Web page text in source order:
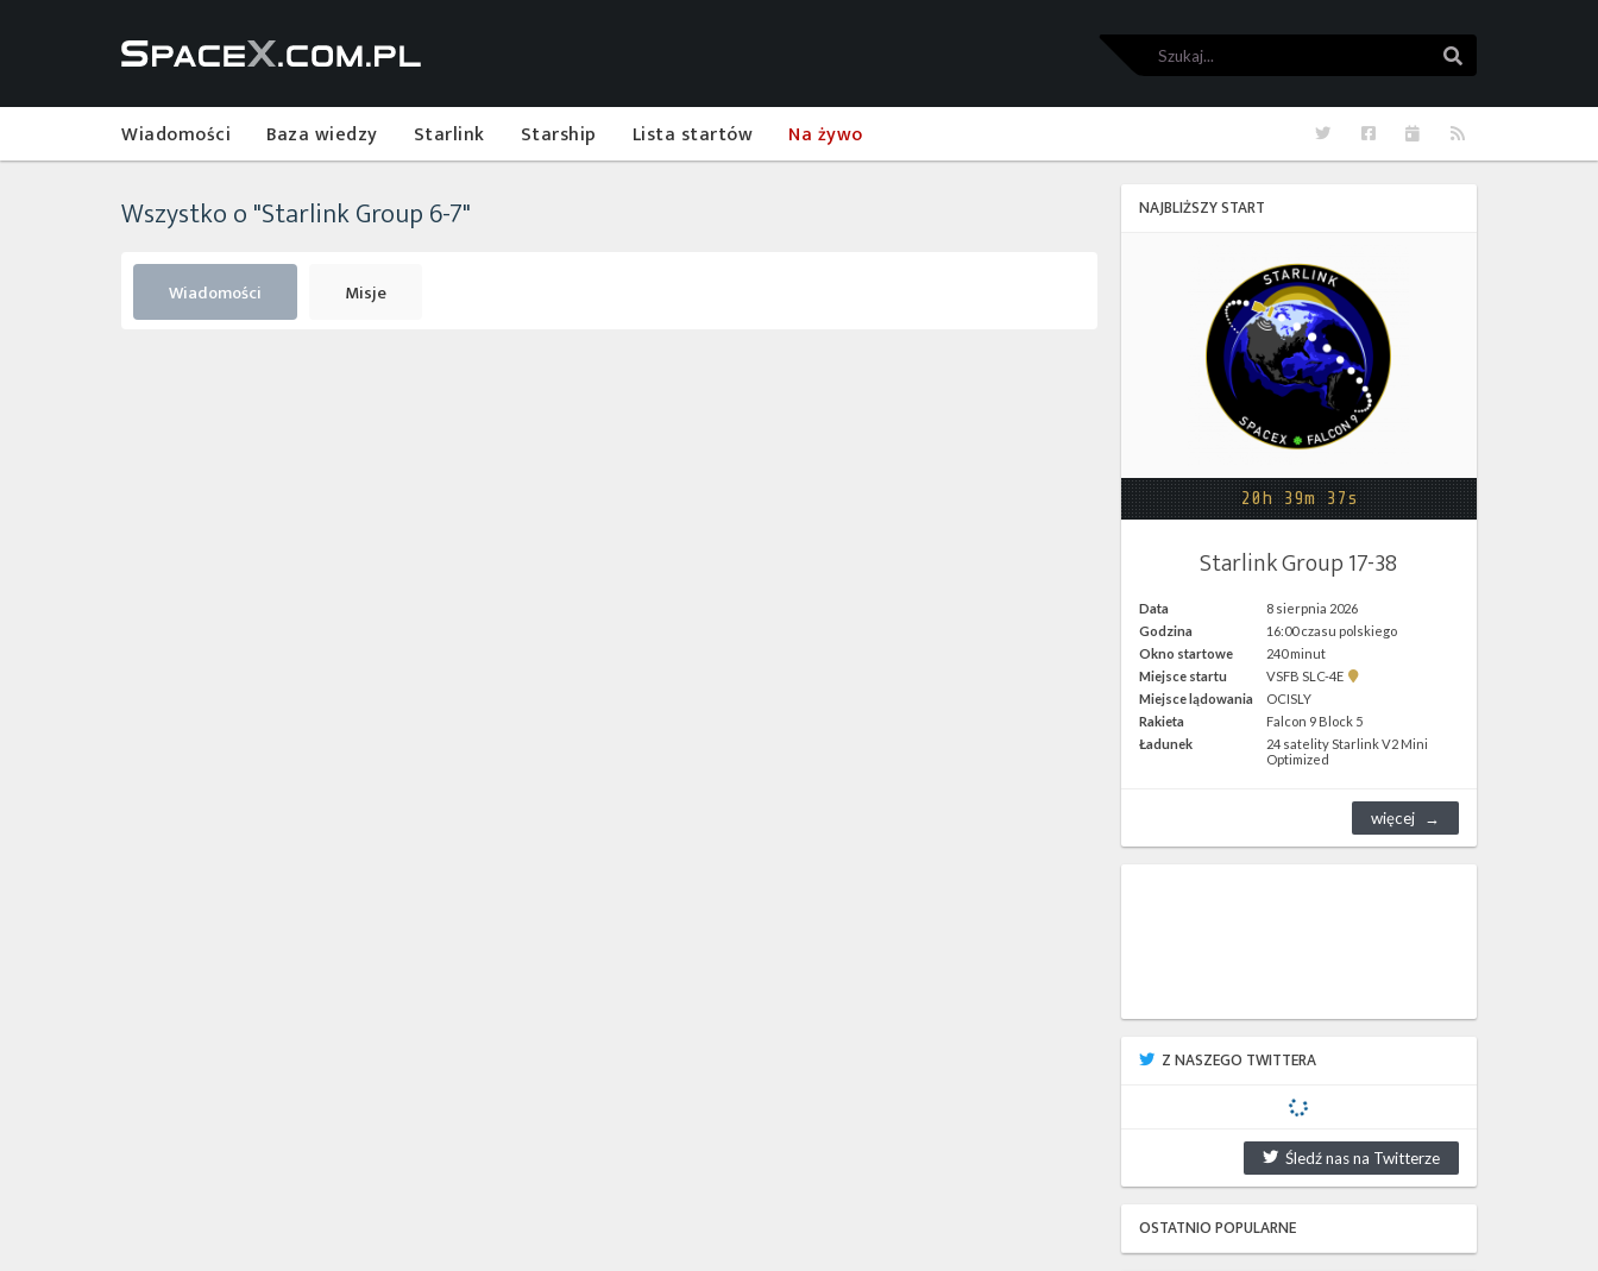
Szukaj
Wiadomości Baza wiedzy Starlink Starship Lista startów Na żywo RSS
Kalendarze
Facebook
Twitter
Wszystko o "Starlink Group 6-7"
Wiadomości Misje
NAJBLIŻSZY START
20h 39m 37s
Starlink Group 17-38
Data
8 sierpnia 2026
Godzina
16:00 czasu polskiego
Okno startowe
240 minut
Miejsce startu
VSFB SLC-4E
Pokaż
SLC-
4E w
Google
Miejsce lądowania
OCISLY
Rakieta
Falcon 9 Block 5
Ładunek
24 satelity Starlink V2 Mini
Optimized
więcej
Z NASZEGO TWITTERA
Śledź nas na Twitterze
OSTATNIO POPULARNE